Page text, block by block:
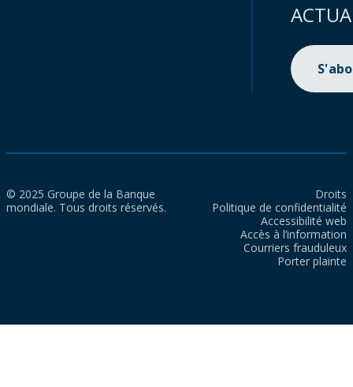
© 2025 Groupe de la Banque
mondiale. Tous droits réservés.
Droits
Politique de confidentialité
Accessibilité web
Accès à l’information
Courriers frauduleux
Porter plainte